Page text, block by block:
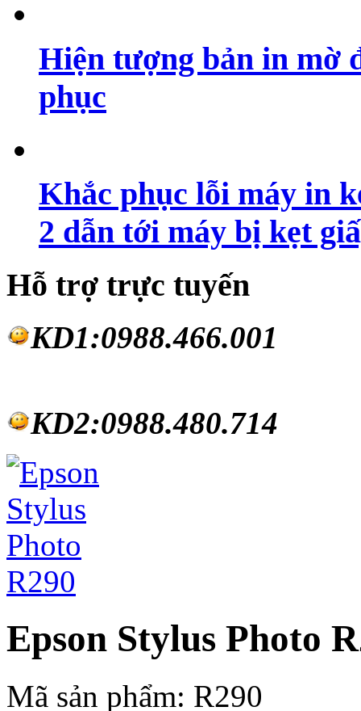
Hiện tượng bản in mờ
phục
Khắc phục lỗi máy in
2 dẫn tới máy bị kẹt
Hỗ trợ trực tuyến
KD1:0988.466.001
KD2:0988.480.714
Epson Stylus Photo
Mã sản phẩm: R290